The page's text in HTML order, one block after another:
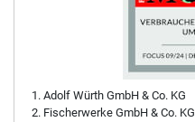
Adolf Würth GmbH & Co. KG
Fischerwerke GmbH & Co. KG